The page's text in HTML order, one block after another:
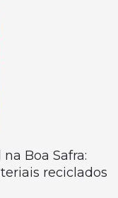
Boa Safra:
reciclados